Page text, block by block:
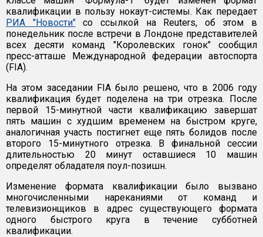
квалификации в пользу нокаут-системы. Как передает
РИА "Новости"со ссылкой на Reuters, об этом в
понедельник после встречи в Лондоне представителей
всех десяти команд "Королевских гонок" сообщил
пресс-атташе Международной федерации автоспорта
(FIA).
На этом заседании FIA было решено, что в 2006 году
квалификация будет поделена на три отрезка. После
первой 15-минутной части квалификацию завершат
пять машин с худшим временем на быстром круге,
аналогичная участь постигнет еще пять болидов после
второго 15-минутного отрезка. В финальной сессии
длительностью 20 минут оставшиеся 10 машин
определят обладателя поул-позишн.
Изменение формата квалификации было вызвано
многочисленными нареканиями от команд и
телевизионщиков в адрес существующего формата
одного быстрого круга в течение субботней
квалификации.